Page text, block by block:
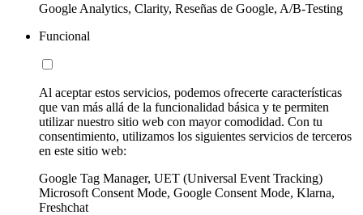
Google Analytics, Clarity, Reseñas de Google, A/B-Testing
Funcional
Al aceptar estos servicios, podemos ofrecerte características
que van más allá de la funcionalidad básica y te permiten
utilizar nuestro sitio web con mayor comodidad. Con tu
consentimiento, utilizamos los siguientes servicios de terceros
en este sitio web:
Google Tag Manager, UET (Universal Event Tracking)
Microsoft Consent Mode, Google Consent Mode, Klarna,
Freshchat